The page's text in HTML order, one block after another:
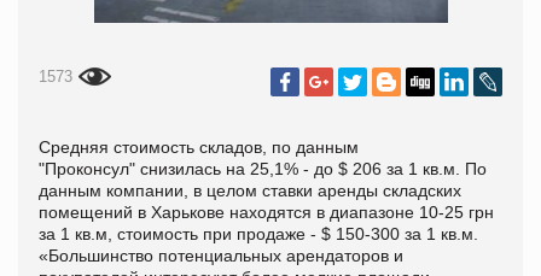
1573
Средняя стоимость складов, по данным
"Проконсул" снизилась на 25,1% - до $ 206 за 1 кв.м. По
данным компании, в целом ставки аренды складских
помещений в Харькове находятся в диапазоне 10-25 грн
за 1 кв.м, стоимость при продаже - $ 150-300 за 1 кв.м.
«Большинство потенциальных арендаторов и